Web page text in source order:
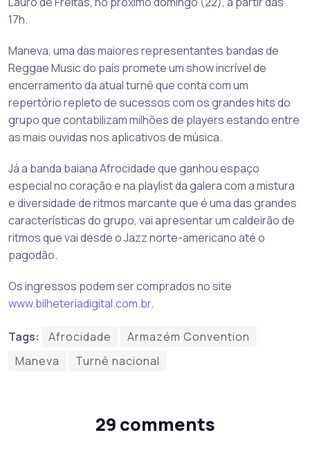
17h.
Maneva, uma das maiores representantes bandas de
Reggae Music do país promete um show incrível de
encerramento da atual turnê que conta com um
repertório repleto de sucessos com os grandes hits do
grupo que contabilizam milhões de players estando entre
as mais ouvidas nos aplicativos de música.
Já a banda baiana Afrocidade que ganhou espaço
especial no coração e na playlist da galera com a mistura
e diversidade de ritmos marcante que é uma das grandes
características do grupo, vai apresentar um caldeirão de
ritmos que vai desde o Jazz norte-americano até o
pagodão.
Os ingressos podem ser comprados no site
www.bilheteriadigital.com.br.
Tags: Afrocidade
Armazém Convention
Maneva
Turnê nacional
29 comments